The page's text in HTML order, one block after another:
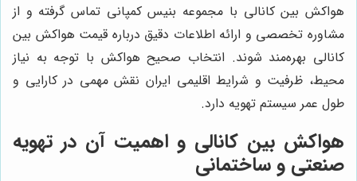
هواکش بین کانالی با مجموعه بنیس کمپانی تماس گرفته و از
مشاوره تخصصی و ارائه اطلاعات دقیق درباره قیمت هواکش بین
کانالی بهره‌مند شوند. انتخاب صحیح هواکش با توجه به نیاز
محیط، ظرفیت و شرایط اقلیمی ایران نقش مهمی در کارایی و
طول عمر سیستم تهویه دارد.
هواکش بین کانالی و اهمیت آن در تهویه
صنعتی و ساختمانی